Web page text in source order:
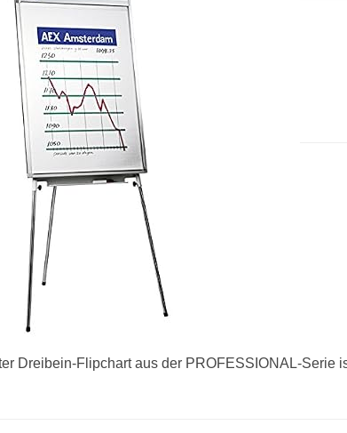
Dreibein-Flipchart aus der PROFESSIONAL-Serie